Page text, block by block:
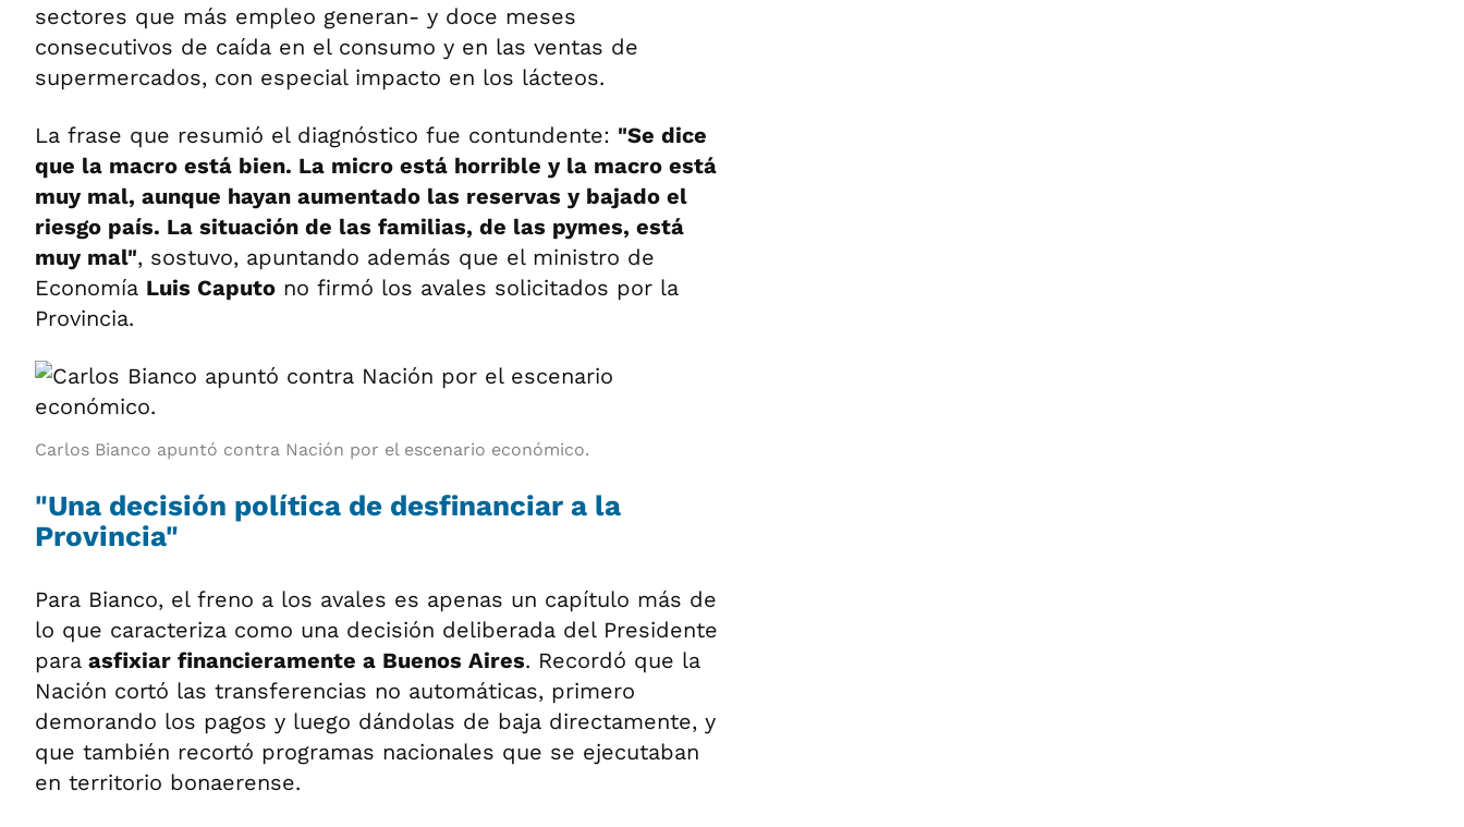
sectores que más empleo generan- y doce meses
consecutivos de caída en el consumo y en las ventas de
supermercados, con especial impacto en los lácteos.
La frase que resumió el diagnóstico fue contundente: "Se dice
que la macro está bien. La micro está horrible y la macro está
muy mal, aunque hayan aumentado las reservas y bajado el
riesgo país. La situación de las familias, de las pymes, está
muy mal", sostuvo, apuntando además que el ministro de
Economía Luis Caputo no firmó los avales solicitados por la
Provincia.
Carlos Bianco apuntó contra Nación por el escenario económico.
"Una decisión política de desfinanciar a la
Provincia"
Para Bianco, el freno a los avales es apenas un capítulo más de
lo que caracteriza como una decisión deliberada del Presidente
para asfixiar financieramente a Buenos Aires. Recordó que la
Nación cortó las transferencias no automáticas, primero
demorando los pagos y luego dándolas de baja directamente, y
que también recortó programas nacionales que se ejecutaban
en territorio bonaerense.